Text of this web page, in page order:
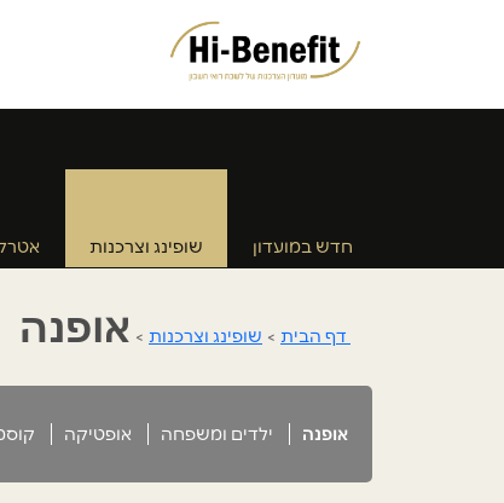
חדש במועדון שופינג וצרכנות
דף הבית > שופינג וצרכנות > אופנה
אופנה ילדים ומשפחה אופטיקה